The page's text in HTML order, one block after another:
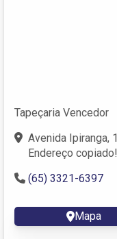
Tapeçaria Vencedor
Avenida Ipiranga,
Endereço copiado!
(65) 3321-6397
Mapa